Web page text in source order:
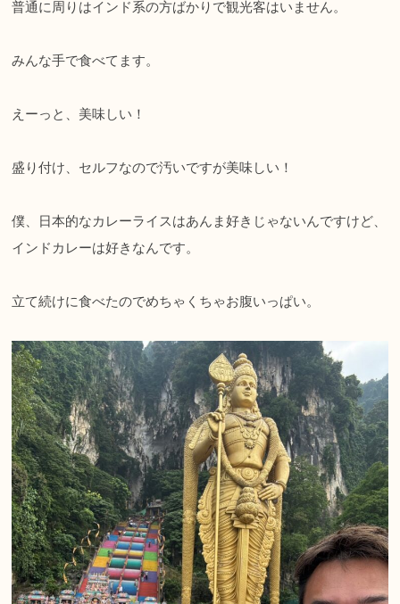
普通に周りはインド系の方ばかりで観光客はいません。
みんな手で食べてます。
えーっと、美味しい！
盛り付け、セルフなので汚いですが美味しい！
僕、日本的なカレーライスはあんま好きじゃないんですけど、
インドカレーは好きなんです。
立て続けに食べたのでめちゃくちゃお腹いっぱい。